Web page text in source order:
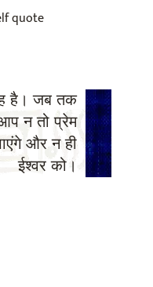
है। जब तक
न तो प्रेम
और न ही
ईश्वर को।